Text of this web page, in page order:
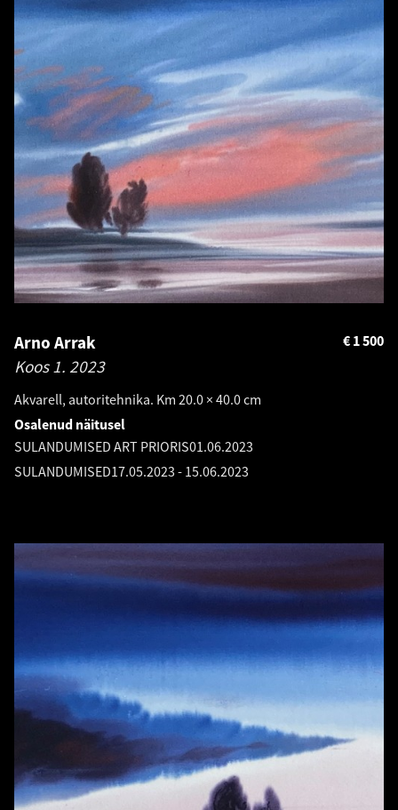
Arno Arrak
Koos 1. 2023
Akvarell, autoritehnika. Km 20.0 × 40.0 cm
1 500
€
Osalenud näitusel
SULANDUMISED ART PRIORIS01.06.2023
SULANDUMISED17.05.2023 - 15.06.2023